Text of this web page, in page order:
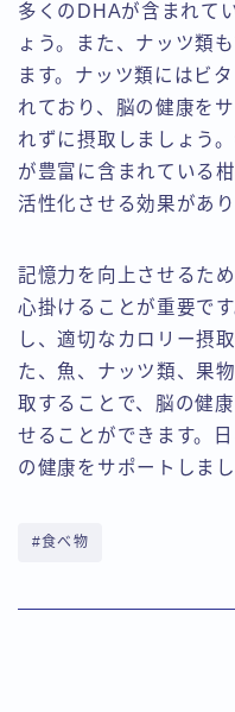
多くのDHAが含まれて
ょう。また、ナッツ類
ます。ナッツ類にはビ
れており、脳の健康を
れずに摂取しましょう
が豊富に含まれている
活性化させる効果があり
記憶力を向上させるた
心掛けることが重要で
し、適切なカロリー摂
た、魚、ナッツ類、果
取することで、脳の健
せることができます。
の健康をサポートしまし
#食べ物